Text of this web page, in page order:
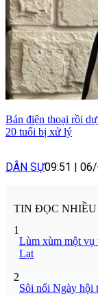
Bán điện thoại rồi
20 tuổi bị xử lý
DÂN SỰ09:51 |
TIN ĐỌC NHIỀU
1
Lùm xùm một vụ
Lạt
2
Sôi nổi Ngày hội